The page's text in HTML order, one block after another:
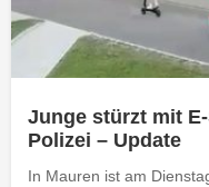
Junge stürzt mit
Polizei – Update
In Mauren ist am